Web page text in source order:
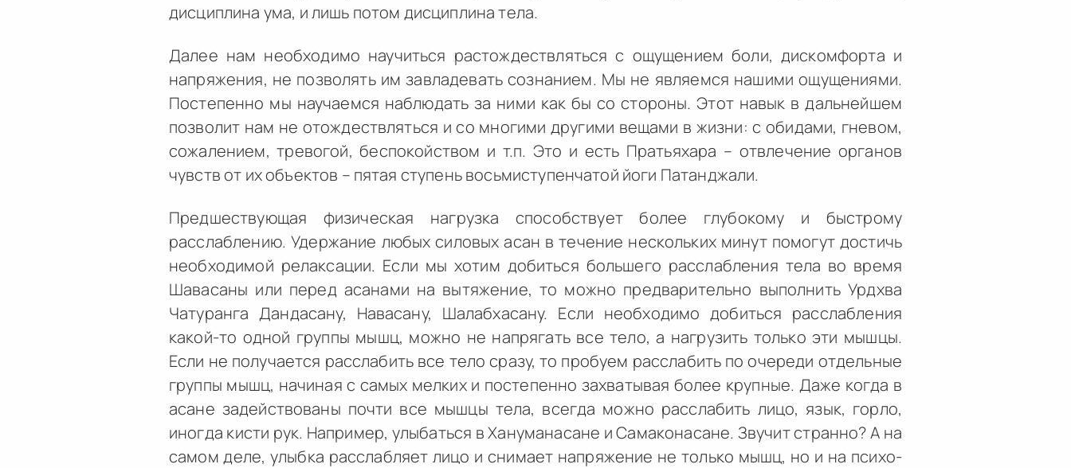
дисциплина ума, и лишь потом дисциплина тела.
Далее нам необходимо научиться растождествляться с ощущением боли, дискомфорта и
напряжения, не позволять им завладевать сознанием. Мы не являемся нашими ощущениями.
Постепенно мы научаемся наблюдать за ними как бы со стороны. Этот навык в дальнейшем
позволит нам не отождествляться и со многими другими вещами в жизни: с обидами, гневом,
сожалением, тревогой, беспокойством и т.п. Это и есть Пратьяхара – отвлечение органов
чувств от их объектов – пятая ступень восьмиступенчатой йоги Патанджали.
Предшествующая физическая нагрузка способствует более глубокому и быстрому
расслаблению. Удержание любых силовых асан в течение нескольких минут помогут достичь
необходимой релаксации. Если мы хотим добиться большего расслабления тела во время
Шавасаны или перед асанами на вытяжение, то можно предварительно выполнить Урдхва
Чатуранга Дандасану, Навасану, Шалабхасану. Если необходимо добиться расслабления
какой-то одной группы мышц, можно не напрягать все тело, а нагрузить только эти мышцы.
Если не получается расслабить все тело сразу, то пробуем расслабить по очереди отдельные
группы мышц, начиная с самых мелких и постепенно захватывая более крупные. Даже когда в
асане задействованы почти все мышцы тела, всегда можно расслабить лицо, язык, горло,
иногда кисти рук. Например, улыбаться в Хануманасане и Самаконасане. Звучит странно? А на
самом деле, улыбка расслабляет лицо и снимает напряжение не только мышц, но и на психо-